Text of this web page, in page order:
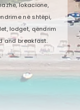
lokacione,
në shtëpi,
lodget, qëndrim
and breakfast.